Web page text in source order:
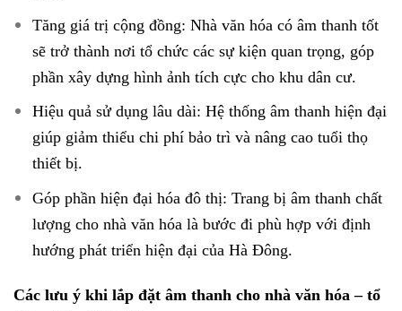
Tăng giá trị cộng đồng: Nhà văn hóa có âm thanh tốt
sẽ trở thành nơi tổ chức các sự kiện quan trọng, góp
phần xây dựng hình ảnh tích cực cho khu dân cư.
Hiệu quả sử dụng lâu dài: Hệ thống âm thanh hiện đại
giúp giảm thiểu chi phí bảo trì và nâng cao tuổi thọ
thiết bị.
Góp phần hiện đại hóa đô thị: Trang bị âm thanh chất
lượng cho nhà văn hóa là bước đi phù hợp với định
hướng phát triển hiện đại của Hà Đông.
Các lưu ý khi lắp đặt âm thanh cho nhà văn hóa – tổ